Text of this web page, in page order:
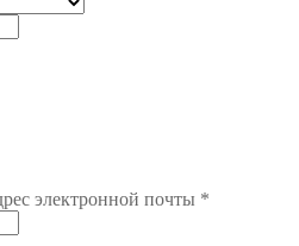
электронной почты *